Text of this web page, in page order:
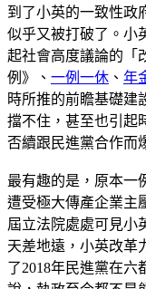
到了小英的一致性政
似乎又被打破了。小
起社會高度議論的「
例》、 一例一休 、 年
時所推的前瞻基礎建
擋不住，甚至也引起
否續跟民進黨合作而
最有趣的是，原本一
遭受極大傳產企業主
屆立法院處處可見小
天差地遠，小英改革
了2018年民進黨在六